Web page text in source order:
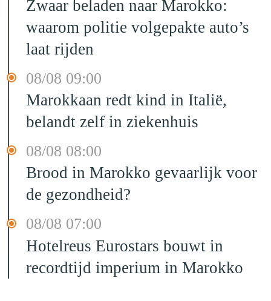
Zwaar beladen naar Marokko:
waarom politie volgepakte auto’s
laat rijden
08/08 09:00
Marokkaan redt kind in Italië,
belandt zelf in ziekenhuis
08/08 08:00
Brood in Marokko gevaarlijk voor
de gezondheid?
08/08 07:00
Hotelreus Eurostars bouwt in
recordtijd imperium in Marokko